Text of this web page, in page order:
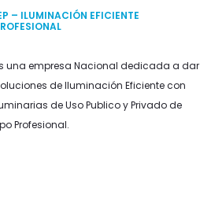
– ILUMINACIÓN EFICIENTE
una empresa Nacional dedicada a dar
de Iluminación Eficiente con
de Uso Publico y Privado de
Profesional.